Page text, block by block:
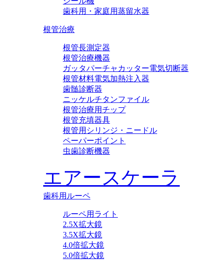
歯科用・家庭用蒸留水器
根管治療
根管長測定器
根管治療機器
ガッタパーチャカッター電気切断器
根管材料電気加熱注入器
歯髄診断器
ニッケルチタンファイル
根管治療用チップ
根管充填器具
根管用シリンジ・ニードル
ペーパーポイント
虫歯診断機器
エアースケーラ
歯科用ルーペ
ルーペ用ライト
2.5X拡大鏡
3.5X拡大鏡
4.0倍拡大鏡
5.0倍拡大鏡